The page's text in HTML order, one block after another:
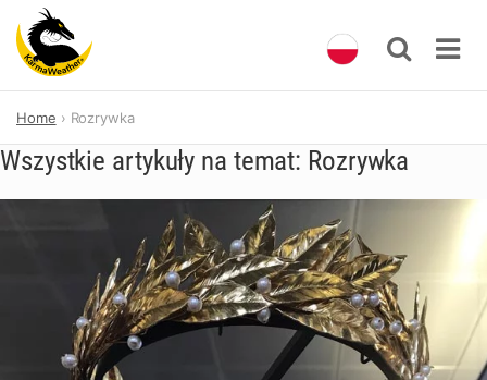
content
Home Rozrywka
Wszystkie artykuły na temat: Rozrywka